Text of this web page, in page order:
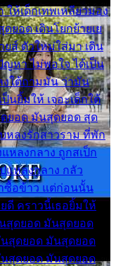
ห้เด็กเทพเหลียวมอง
ยอด เดินโยกย้ายเย
ยส์ ตัวใหม่ใส่มา เดิน
หา ไม่พอใจ ได้เป็น
งใต้ถามมัน ว่ามัน
นยิ้มให้ เจอะเด็กใต้
ยอด มันสุดยอด สุด
หลงรักสาวราม ที่พัก
หลงกลาง ถูกสเป็ก
แหลงกลาง กลัว
ซื้อข้าว แต่ก่อนนั้น
ยดี คราวนี้เธอยิ้มให้
สุดยอด มันสุดยอด
สุดยอด มันสุดยอด
สุดยอด มันสุดยอด